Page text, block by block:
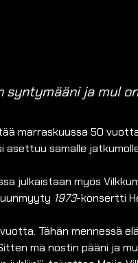
syntymääni ja mul
marraskuussa 50
asettuu samalle
julkaistaan myös
1973-konsertti
Tähän mennessä
mä nostin pääni ja